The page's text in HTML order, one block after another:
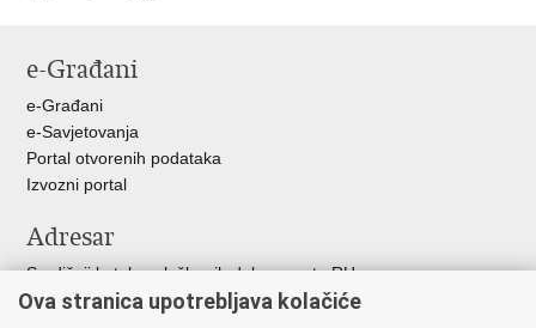
Facebooku
X-
e-Građani
e-Građani
e-Savjetovanja
Portal otvorenih podataka
Izvozni portal
Adresar
Središnji katalog službenih dokumenata RH
Adresar tijela javne vlasti
Ova stranica upotrebljava kolačiće